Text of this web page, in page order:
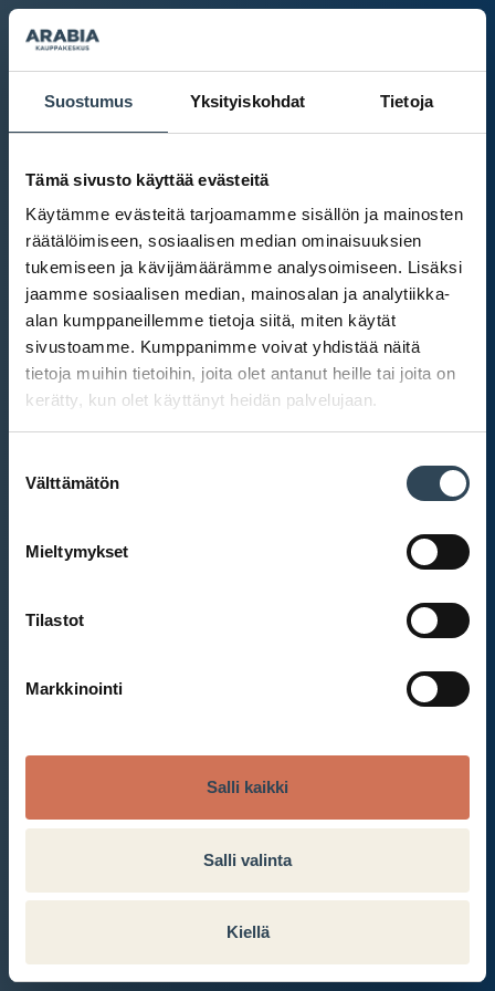
Suostumus Yksityiskohdat Tietoja
Tämä sivusto käyttää evästeitä
Käytämme evästeitä tarjoamamme sisällön ja mainosten
räätälöimiseen, sosiaalisen median ominaisuuksien
tukemiseen ja kävijämäärämme analysoimiseen. Lisäksi
jaamme sosiaalisen median, mainosalan ja analytiikka-
alan kumppaneillemme tietoja siitä, miten käytät
sivustoamme. Kumppanimme voivat yhdistää näitä
tietoja muihin tietoihin, joita olet antanut heille tai joita on
kerätty, kun olet käyttänyt heidän palvelujaan.
valinta
Välttämätön
Mieltymykset
Tilastot
Markkinointi
Salli kaikki
Salli valinta
Kiellä
Kauppakeskus Arabia
Et ole kirjautunut sisään. Kirjaudu sisään